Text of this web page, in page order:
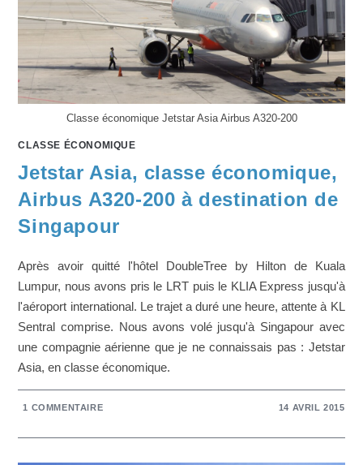
Classe économique Jetstar Asia Airbus A320-200
CLASSE ÉCONOMIQUE
Jetstar Asia, classe économique,
Airbus A320-200 à destination de
Singapour
Après avoir quitté l'hôtel DoubleTree by Hilton de Kuala
Lumpur, nous avons pris le LRT puis le KLIA Express jusqu'à
l'aéroport international. Le trajet a duré une heure, attente à KL
Sentral comprise. Nous avons volé jusqu'à Singapour avec
une compagnie aérienne que je ne connaissais pas : Jetstar
Asia, en classe économique.
1 COMMENTAIRE 14 AVRIL 2015